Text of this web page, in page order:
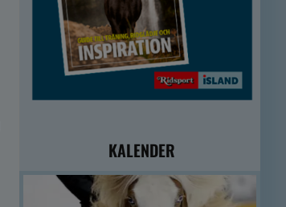
KALENDER